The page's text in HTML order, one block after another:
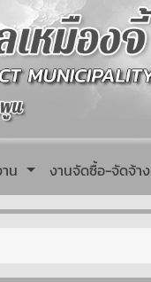
น งานจัดซื้อ-จัดจ้าง